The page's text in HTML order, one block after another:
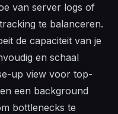
van server logs of
te balanceren.
de capaciteit van je
en schaal
up view voor top-
een background
bottlenecks te